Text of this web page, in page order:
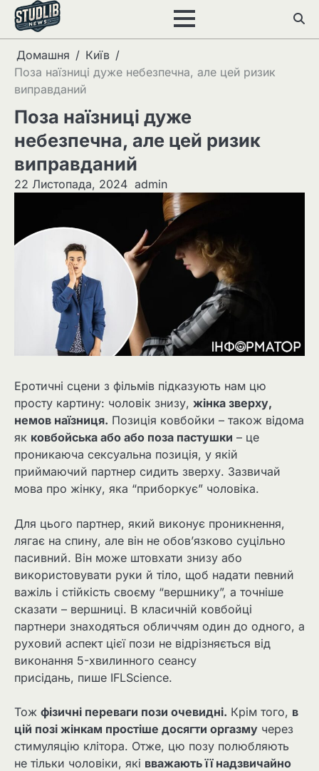
Перейти
вмісту
Домашня
Київ
Поза наїзниці дуже небезпечна, але цей ризик
виправданий
Поза наїзниці дуже
небезпечна, але цей ризик
виправданий
22 Листопада, 2024 admin
Еротичні сцени з фільмів підказують нам цю
просту картину: чоловік знизу, жінка зверху,
немов наїзниця. Позиція ковбойки – також відома
як ковбойська або або поза пастушки – це
проникаюча сексуальна позиція, у якій
приймаючий партнер сидить зверху. Зазвичай
мова про жінку, яка “приборкує” чоловіка.
Для цього партнер, який виконує проникнення,
лягає на спину, але він не обов’язково суцільно
пасивний. Він може штовхати знизу або
використовувати руки й тіло, щоб надати певний
важіль і стійкість своєму “вершнику”, а точніше
сказати – вершниці. В класичній ковбойці
партнери знаходяться обличчям один до одного, а
руховий аспект цієї пози не відрізняється від
виконання 5-хвилинного сеансу
присідань, пише IFLScience.
Тож фізичні переваги пози очевидні. Крім того, в
цій позі жінкам простіше досягти оргазму через
стимуляцію клітора. Отже, цю позу полюбляють
не тільки чоловіки, які вважають її надзвичайно